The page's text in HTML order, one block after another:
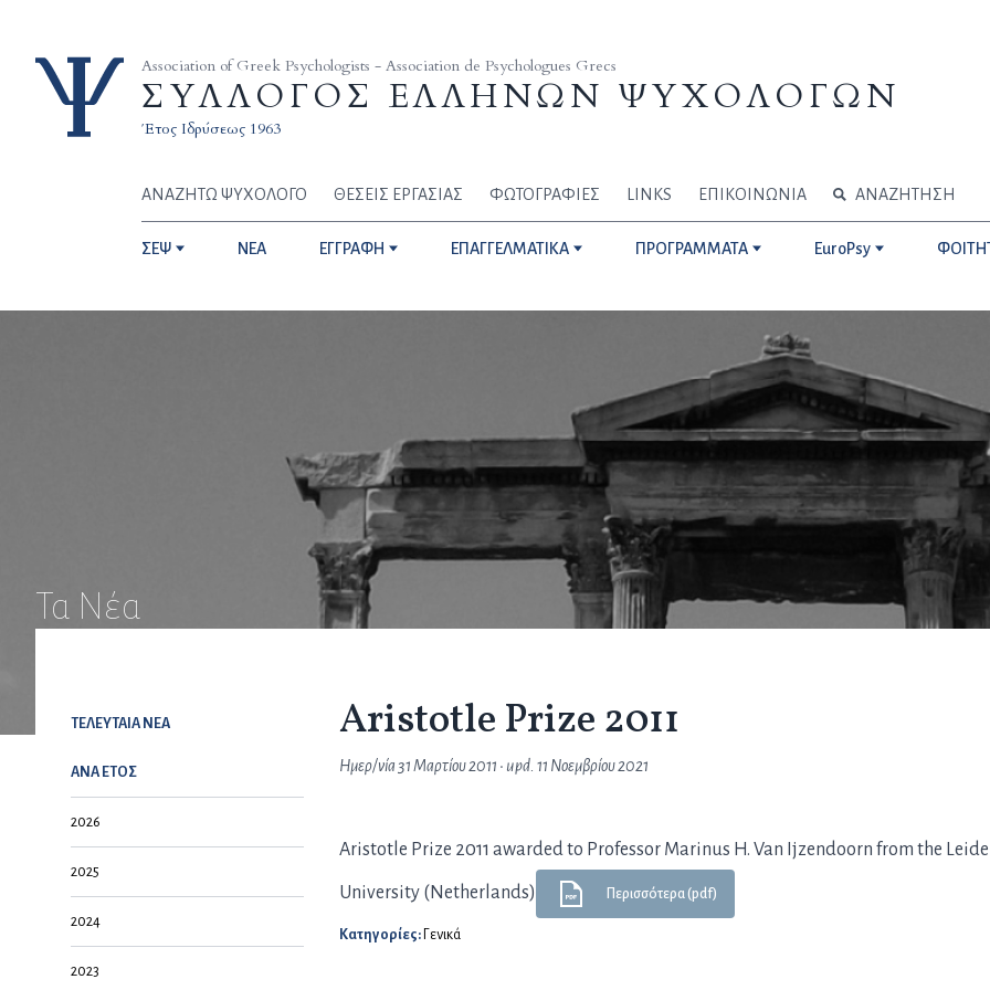
Association of Greek Psychologists - Association de Psychologues Grecs
ΣΥΛΛΟΓΟΣ ΕΛΛΗΝΩΝ ΨΥΧΟΛΟΓΩΝ
Έτος Ιδρύσεως 1963
ΑΝΑΖΗΤΩ ΨΥΧΟΛΟΓΟ ΘΕΣΕΙΣ ΕΡΓΑΣΙΑΣ ΦΩΤΟΓΡΑΦΙΕΣ LINKS ΕΠΙΚΟΙΝΩΝΙΑ ΑΝΑΖΗΤΗΣΗ
ΣΕΨ NEA ΕΓΓΡΑΦΗ ΕΠΑΓΓΕΛΜΑΤΙΚΑ ΠΡΟΓΡΑΜΜΑΤΑ EuroPsy
Τα Νέα
ΤΕΛΕΥΤΑΙΑ NEA
ΑΝΑ ΕΤΟΣ
2026
2025
2024
2023
Aristotle Prize 2011
Ημερ/νία 31 Μαρτίου 2011 • upd.11 Νοεμβρίου 2021
Aristotle Prize 2011 awarded to Professor Marinus H. Van Ijzendoorn from the
University (Netherlands) Περισσότερα (pdf)
Κατηγορίες: Γενικά